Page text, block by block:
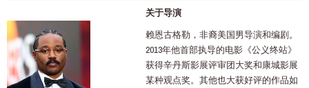
关于导演
赖恩古格勒，非裔美国男导演和编剧。
2013年他首部执导的电影《公义终站》
获得辛丹斯影展评审团大奖和康城影展
某种观点奖。其他也大获好评的作品如